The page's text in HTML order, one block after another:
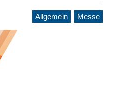
Allgemein Messe